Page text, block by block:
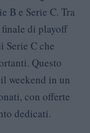
B e Serie C. Tra
di playoff
Serie C che
Questo
weekend in un
con offerte
dedicati.